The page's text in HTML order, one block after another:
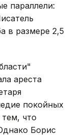
параллели:
в размере 2,5
ареста
покойных
что
Борис